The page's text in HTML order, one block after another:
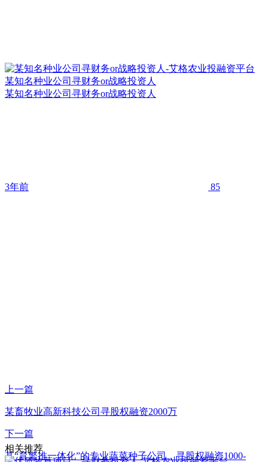
某知名种业公司寻财务or战略投资人
某知名种业公司寻财务or战略投资人
3年前 85
上一篇
某畜牧业高新科技公司寻股权融资2000万
下一篇
某“育繁推一体化”的专业蔬菜种子公司，寻股权融资1000-
相关推荐